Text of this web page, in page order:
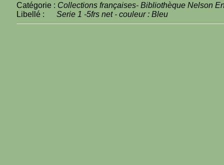
Catégorie : Collections françaises- Bibliothèque Nelson
Libellé : Serie 1 -5frs net - couleur : Bleu